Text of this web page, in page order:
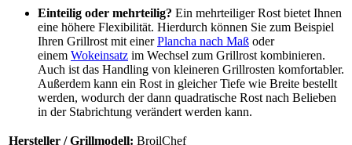
Einteilig oder mehrteilig? Ein mehrteiliger Rost bietet Ihnen
eine höhere Flexibilität. Hierdurch können Sie zum Beispiel
Ihren Grillrost mit einerPlancha nach Maß oder
einem Wokeinsatz im Wechsel zum Grillrost kombinieren.
Auch ist das Handling von kleineren Grillrosten komfortabler.
Außerdem kann ein Rost in gleicher Tiefe wie Breite bestellt
werden, wodurch der dann quadratische Rost nach Belieben
in der Stabrichtung verändert werden kann.
Hersteller / Grillmodell: BroilChef